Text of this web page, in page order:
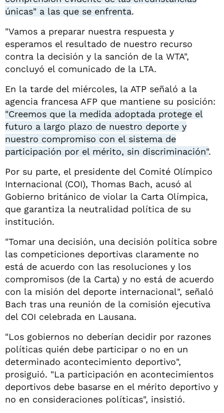
únicas" a las que se enfrenta.
"Vamos a preparar nuestra respuesta y
esperamos el resultado de nuestro recurso
contra la decisión y la sanción de la WTA",
concluyó el comunicado de la LTA.
En la tarde del miércoles, la ATP señaló a la
agencia francesa AFP que mantiene su posición:
"Creemos que la medida adoptada protege el
futuro a largo plazo de nuestro deporte y
nuestro compromiso con el sistema de
participación por el mérito, sin discriminación".
Por su parte, el presidente del Comité Olímpico
Internacional (COI), Thomas Bach, acusó al
Gobierno británico de violar la Carta Olímpica,
que garantiza la neutralidad política de su
institución.
"Tomar una decisión, una decisión política sobre
las competiciones deportivas claramente no
está de acuerdo con las resoluciones y los
compromisos (de la Carta) y no está de acuerdo
con la misión del deporte internacional", señaló
Bach tras una reunión de la comisión ejecutiva
del COI celebrada en Lausana.
"Los gobiernos no deberían decidir por razones
políticas quién debe participar o no en un
determinado acontecimiento deportivo",
prosiguió. "La participación en acontecimientos
deportivos debe basarse en el mérito deportivo y
no en consideraciones políticas", insistió.